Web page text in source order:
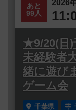
あと
99人
2026
★9/20(日)
未経験者
緒に遊び
ゲーム会
千葉県